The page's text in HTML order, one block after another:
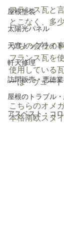
屋根塗装
太陽光パネル
天窓トップライ
軒天修理
訪問販売・悪徳
屋根のトラブル
アスベスト・コ
フランス瓦と
とこなく、多
うちの会社の
フランス瓦を
使用している
ーは “ ヴュー
こちらのオメ
本格南欧スタ